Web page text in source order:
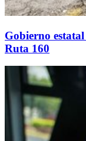
Gobierno
Ruta 160